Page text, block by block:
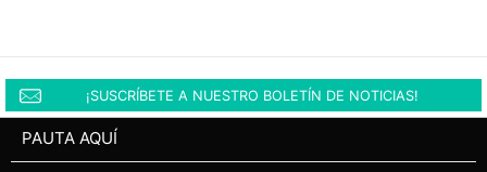
¡SUSCRÍBETE A NUESTRO BOLETÍN DE NOTICIAS!
PAUTA AQUÍ